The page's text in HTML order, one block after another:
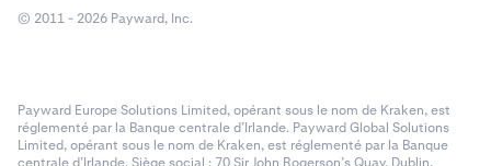
© 2011 - 2026 Payward, Inc.
Payward Europe Solutions Limited, opérant sous le nom de Kraken, est
réglementé par la Banque centrale d’Irlande. Payward Global Solutions
Limited, opérant sous le nom de Kraken, est réglementé par la Banque